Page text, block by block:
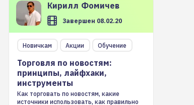
Кирилл Фомичев
Завершен 08.02.20
Новичкам Акции Обучение
Торговля по новостям:
принципы, лайфхаки,
инструменты
Как торговать по новостям, какие
источники использовать, как правильно